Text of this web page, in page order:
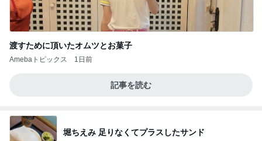
渡すために頂いたオムツとお菓子
Amebaトピックス 1日前
記事を読む
堀ちえみ 足りなくてプラスしたサンド